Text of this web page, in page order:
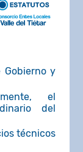
y
el
del
técnicos